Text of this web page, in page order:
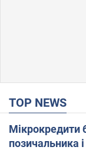
TOP NEWS
Мікрокредити
позичальника